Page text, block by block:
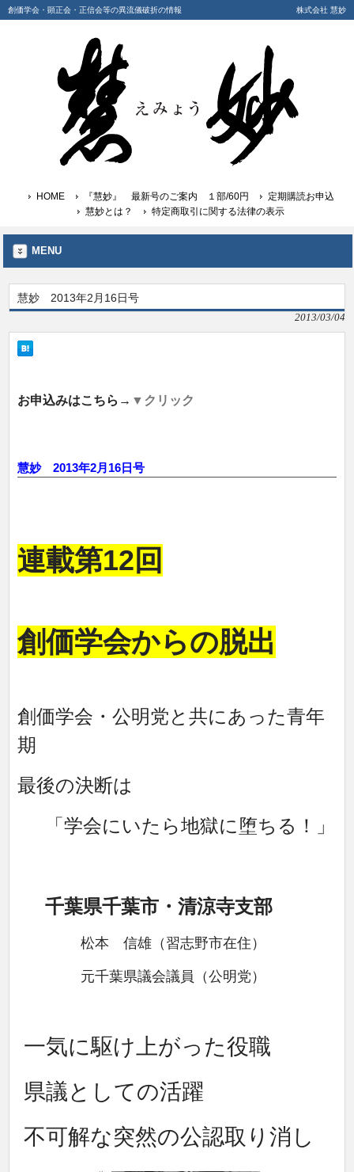
創価学会・顕正会・正信会等の異流儀破折の情報 株式会社 慧妙
HOME 『慧妙』 最新号のご案内 １部/60円
定期購読お申込
慧妙とは？
特定商取引に関する法律の表示
MENU
慧妙 2013年2月16日号
2013/03/04
お申込みはこちら→ ▼クリック
慧妙 2013年2月16日号
連載第12回
創価学会からの脱出
創価学会・公明党と共にあった青年
期
最後の決断は
「学会にいたら地獄に堕ちる！」
千葉県千葉市・清涼寺支部
松本 信雄（習志野市在住）
元千葉県議会議員（公明党）
一気に駆け上がった役職
県議としての活躍
不可解な突然の公認取り消し